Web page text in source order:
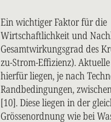
Ein wichtiger Faktor für die
Wirtschaftlichkeit und
Gesamtwirkungsgrad des
zu-Strom-Effizienz).
hierfür liegen, je nach
Randbedingungen,
[10]. Diese liegen in der
Grössenordnung wie bei